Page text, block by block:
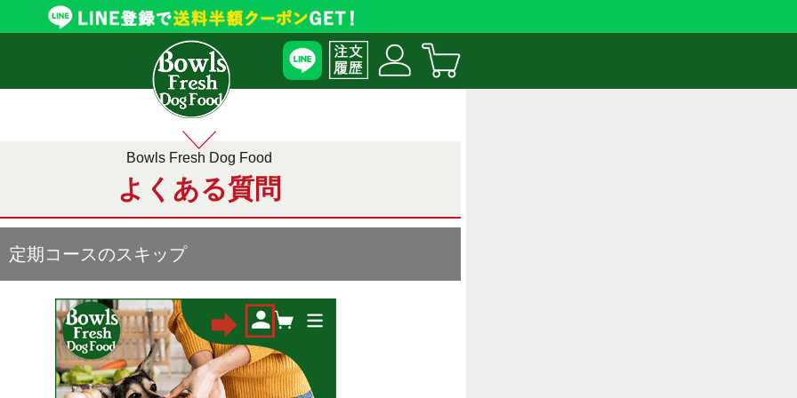
Bowls Fresh Dog Food
よくある質問
定期コースのスキップ